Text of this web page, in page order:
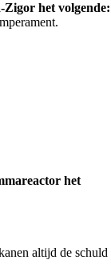
Zigor het volgende:
het
altijd de schuld